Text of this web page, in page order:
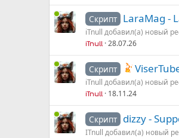
Скрипт LaraMag -
iTnull добавил(а) новый
iTnull 28.07.26
Скрипт
iTnull добавил(а) новый
iTnull 18.11.24
Скрипт dizzy -
ITnull добавил(а) новый